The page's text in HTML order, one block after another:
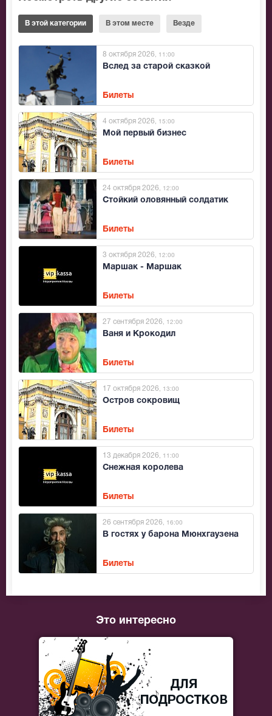
В этой категории В этом месте Везде
Вслед за старой сказкой
8 октября 2026 , 11:00
Билеты
Мой первый бизнес
4 октября 2026 , 15:00
Билеты
Стойкий оловянный солдатик
24 октября 2026 , 12:00
Билеты
Маршак - Маршак
3 октября 2026 , 12:00
Билеты
Ваня и Крокодил
27 сентября 2026 , 12:00
Билеты
Остров сокровищ
17 октября 2026 , 13:00
Билеты
Снежная королева
13 декабря 2026 , 11:00
Билеты
В гостях у барона Мюнхгаузена
26 сентября 2026 , 16:00
Билеты
Это интересно